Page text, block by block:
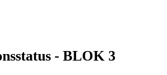
- BLOK 3